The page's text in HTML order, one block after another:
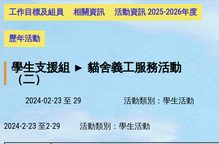
工作目標及組員 相關資訊 活動資訊 2025-2026年度
歷年活動
學生支援組 ► 貓舍義工服務活動
（二）
2024-02-23 至 29 活動類別：學生活動
2024-2-23 至2-29 活動類別：學生活動